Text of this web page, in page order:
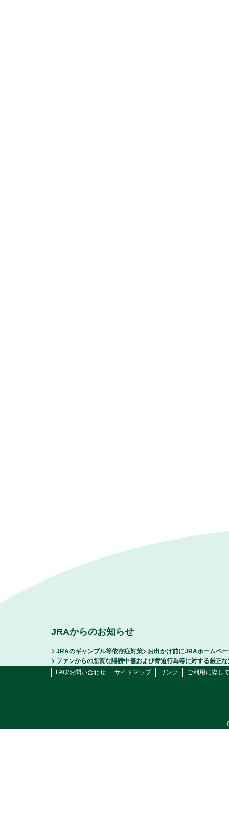
JRAからのお知らせ
JRAのギャンブル等依存症対策
お出かけ前にJRAホームペ
ファンからの悪質な誹謗中傷および脅迫行為等に対する厳正
FAQ/お問い合わせ
サイトマップ リンク ご利用に際し